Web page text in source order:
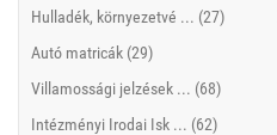
Hulladék, környezetvé ... (27)
Autó matricák (29)
Villamossági jelzések ... (68)
Intézményi Irodai Isk ... (62)